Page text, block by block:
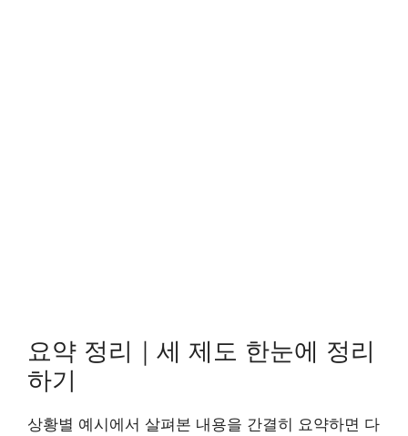
요약 정리｜세 제도 한눈에 정리
하기
상황별 예시에서 살펴본 내용을 간결히 요약하면 다